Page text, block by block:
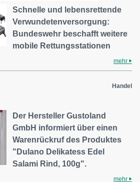
Schnelle und lebensrettende
Verwundetenversorgung:
Bundeswehr beschafft weitere
mobile Rettungsstationen
mehr
Handel
Der Hersteller Gustoland
GmbH informiert über einen
Warenrückruf des Produktes
"Dulano Delikatess Edel
Salami Rind, 100g".
mehr